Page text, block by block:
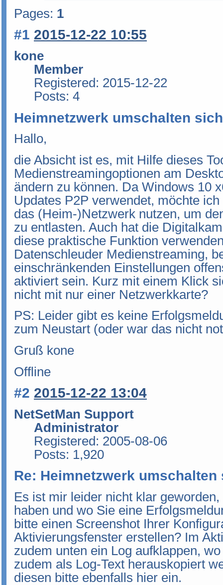
Pages: 1
#1 2015-12-22 10:55
kone
Member
Registered: 2015-12-22
Posts: 4
Heimnetzwerk umschalten
Hallo,
die Absicht ist es, mit Hilfe dieses
Medienstreamingoptionen am
ändern zu können. Da Windows 10
Updates P2P verwendet, möchte
das (Heim-)Netzwerk nutzen, um
zu entlasten. Auch hat die
diese praktische Funktion
Datenschleuder Medienstreaming,
einschränkenden Einstellungen
aktiviert sein. Kurz mit einem Klick
nicht mit nur einer Netzwerkkarte?
PS: Leider gibt es keine
zum Neustart (oder war das nicht
Gruß kone
Offline
#2 2015-12-22 13:04
NetSetMan Support
Administrator
Registered: 2005-08-06
Posts: 1,920
Re: Heimnetzwerk
Es ist mir leider nicht klar
haben und wo Sie eine
bitte einen Screenshot Ihrer
Aktivierungsfenster erstellen? Im
zudem unten ein Log aufklappen,
zudem als Log-Text herauskopiert
diesen bitte ebenfalls hier ein.